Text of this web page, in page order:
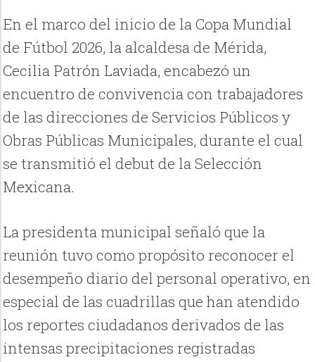
En el marco del inicio de la Copa Mundial
de Fútbol 2026, la alcaldesa de Mérida,
Cecilia Patrón Laviada, encabezó un
encuentro de convivencia con trabajadores
de las direcciones de Servicios Públicos y
Obras Públicas Municipales, durante el cual
se transmitió el debut de la Selección
Mexicana.
La presidenta municipal señaló que la
reunión tuvo como propósito reconocer el
desempeño diario del personal operativo, en
especial de las cuadrillas que han atendido
los reportes ciudadanos derivados de las
intensas precipitaciones registradas